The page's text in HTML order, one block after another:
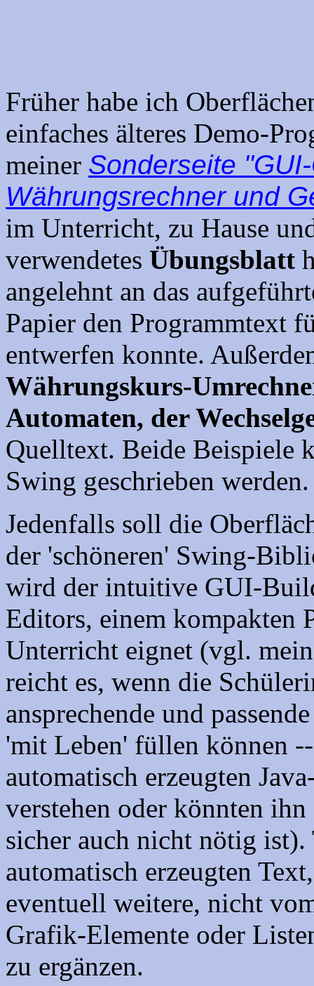
Früher habe ich
einfaches älteres Demo-
meiner Sonderseite
Währungsrechner und
im Unterricht, zu Hause
verwendetes Übungsblatt
angelehnt an das
Papier den Programmtext
entwerfen konnte.
Währungskurs-
Automaten, der
Quelltext. Beide Beispiele
Swing geschrieben werden.
Jedenfalls soll die
der 'schöneren' Swing-
wird der intuitive GUI-
Editors, einem kompakten
Unterricht eignet (vgl.
reicht es, wenn die
ansprechende und
'mit Leben' füllen können
automatisch erzeugten
verstehen oder könnten
sicher auch nicht nötig
automatisch erzeugten
eventuell weitere, nicht
Grafik-Elemente oder
zu ergänzen.